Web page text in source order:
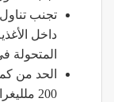
تجنب
داخل
المتحولة
الحد من
200